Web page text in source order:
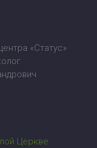
«Статус»
Церкве